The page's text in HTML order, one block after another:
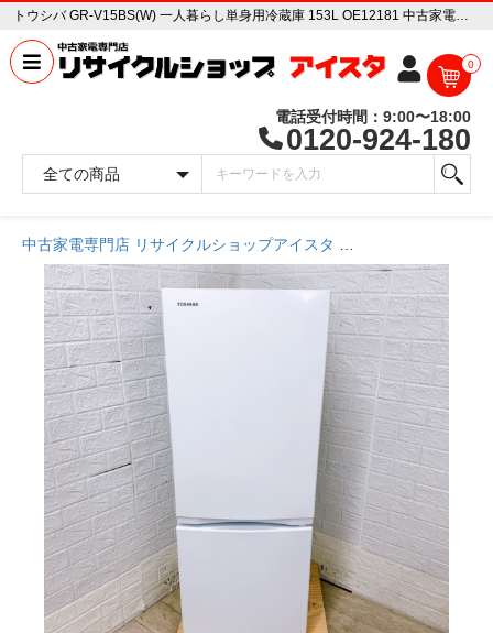
トウシバ GR-V15BS(W) 一人暮らし単身用冷蔵庫 153L OE12181 中古家電販売専門店 リサイクルショップ アイスタ
0
電話受付時間：9:00〜18:00
0120-924-180
中古家電専門店 リサイクルショップアイスタ